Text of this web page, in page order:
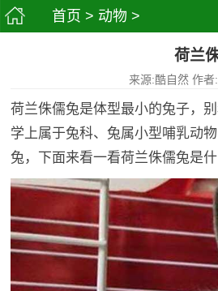
首页 > 动物 >
荷兰
来源:酷自然 作
荷兰侏儒兔是体型最小的兔子，
学上属于兔科、兔属小型哺乳动
兔，下面来看一看荷兰侏儒兔是什